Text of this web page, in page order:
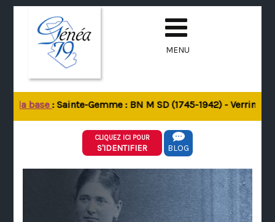
MENU
la base: Sainte-Gemme : BN M SD (1745-1942) - Verrines-
CLIQUEZ ICI POUR
S'IDENTIFIER BLOG